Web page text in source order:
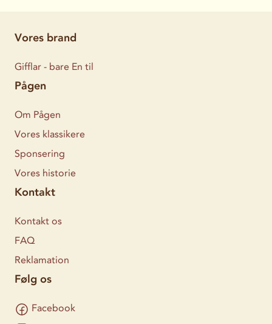
Vores brand
Gifflar - bare En til
Pågen
Om Pågen
Vores klassikere
Sponsering
Vores historie
Kontakt
Kontakt os
FAQ
Reklamation
Følg os
Facebook